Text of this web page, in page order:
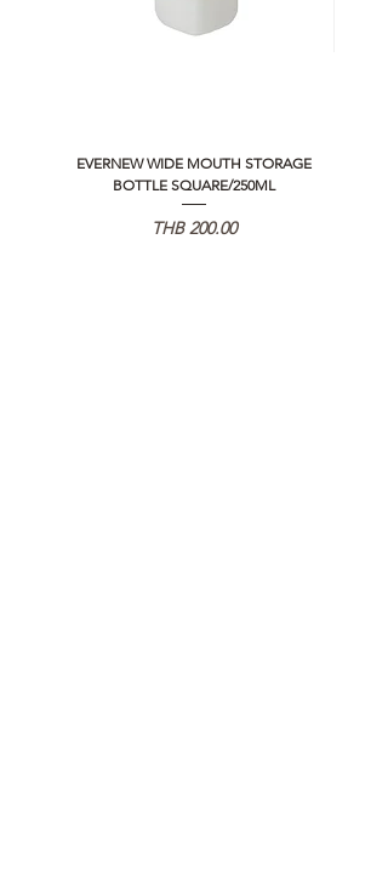
EVERNEW WIDE MOUTH STORAGE
BOTTLE SQUARE/250ML
Price
THB 200.00